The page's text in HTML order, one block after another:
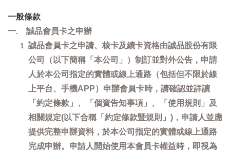
一般條款
一. 誠品會員卡之申辦
誠品會員卡之申請、核卡及續卡資格由誠品股份有限
公司（以下簡稱「本公司」）制訂並對外公告，申請
人於本公司指定的實體或線上通路（包括但不限於線
上平台、手機APP）申辦會員卡時，請確認並詳讀
「約定條款」、「個資告知事項」、「使用規則」及
相關規定(以下合稱「約定條款暨規則」)，申請人並應
提供完整申辦資料，於本公司指定的實體或線上通路
完成申辦。申請人開始使用本會員卡權益時，即視為